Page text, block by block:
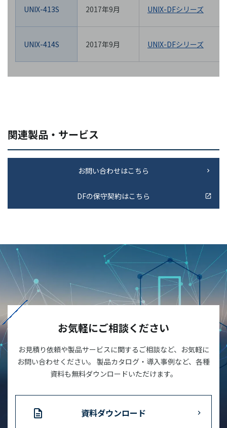
UNIX-413S 2017年9月 UNIX-DFシリーズ
UNIX-414S 2017年9月 UNIX-DFシリーズ
関連製品・サービス
お問い合わせはこちら
DFの保守契約はこちら
お気軽にご相談ください
お見積り依頼や製品サービスに関するご相談など、お気軽に
お問い合わせください。 製品カタログ・導入事例など、各種
資料も無料ダウンロードいただけます。
資料ダウンロード